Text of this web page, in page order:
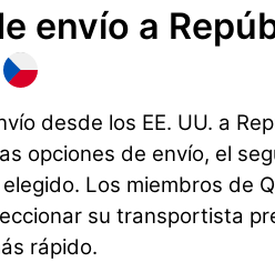
envío a
desde los EE. UU. a
opciones de envío, el
Los miembros de
su transportista
rápido.